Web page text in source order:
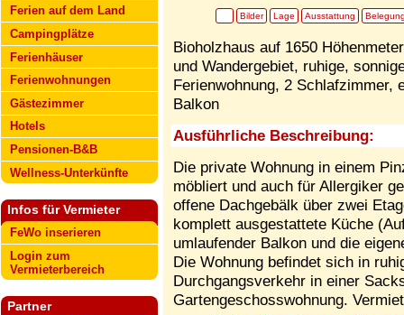
Ferien auf dem Land
Campingplätze
Ferienhäuser
Ferienwohnungen
Gästezimmer
Hotels
Pensionen-B&B
Wellness-Unterkünfte
Infos für Vermieter
FeWo inserieren
Login zum
Vermieterbereich
Partner
Bilder Lage Ausstattung
Bioholzhaus auf 1650
und Wandergebiet, ruhige,
Ferienwohnung, 2 Schlafzimmer,
Balkon
Ausführliche Beschreibung:
Die private Wohnung in einem
möbliert und auch für Allergiker
offene Dachgebälk über zwei
komplett ausgestattete Küche
umlaufender Balkon und die
Die Wohnung befindet sich in
Durchgangsverkehr in einer
Gartengeschosswohnung.